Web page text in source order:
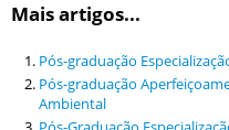
Mais artigos...
Pós-graduação
Pós-graduação
Ambiental